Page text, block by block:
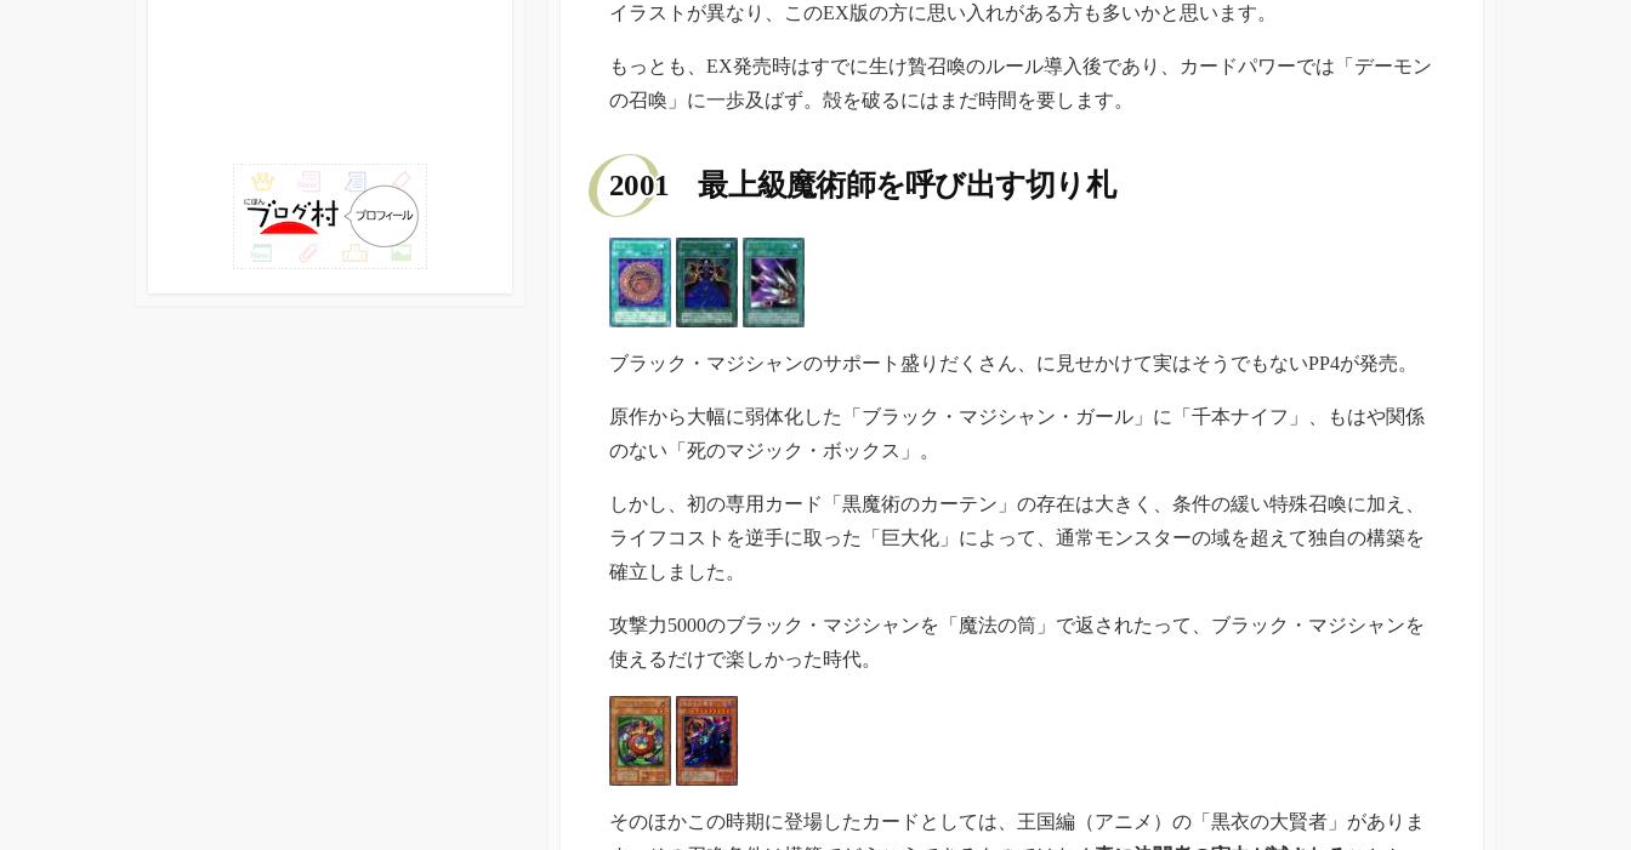
イラストが異なり、このEX版の方に思い入れがある方も多いかと思います。
もっとも、EX発売時はすでに生け贄召喚のルール導入後であり、カードパワーでは「デーモン
の召喚」に一歩及ばず。殻を破るにはまだ時間を要します。
2001 最上級魔術師を呼び出す切り札
ブラック・マジシャンのサポート盛りだくさん、に見せかけて実はそうでもないPP4が発売。
原作から大幅に弱体化した「ブラック・マジシャン・ガール」に「千本ナイフ」、もはや関係
のない「死のマジック・ボックス」。
しかし、初の専用カード「黒魔術のカーテン」の存在は大きく、条件の緩い特殊召喚に加え、
ライフコストを逆手に取った「巨大化」によって、通常モンスターの域を超えて独自の構築を
確立しました。
攻撃力5000のブラック・マジシャンを「魔法の筒」で返されたって、ブラック・マジシャンを
使えるだけで楽しかった時代。
そのほかこの時期に登場したカードとしては、王国編（アニメ）の「黒衣の大賢者」がありま